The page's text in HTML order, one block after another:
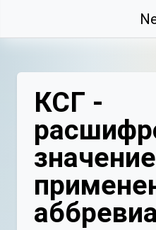
КСГ -